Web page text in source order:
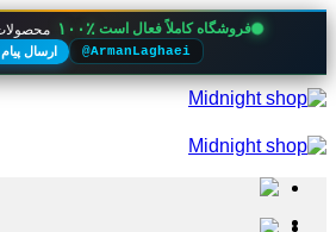
فروشگاه کاملاً فعال است ۱۰۰٪
@ArmanLaghaei ارسال
Skip
to